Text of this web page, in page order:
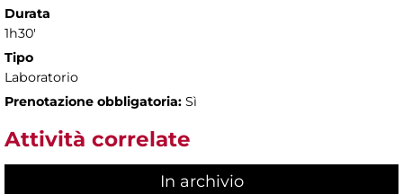
Durata
1h30'
Tipo
Laboratorio
Prenotazione obbligatoria: Sì
Attività correlate
In archivio